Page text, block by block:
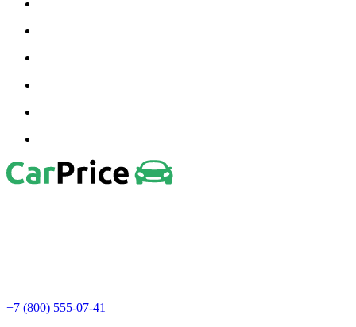
+7 (800) 555-07-41